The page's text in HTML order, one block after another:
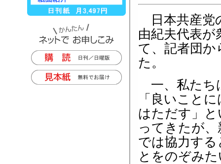
日本共産党
由紀夫代表
て、記者団
た。
一、私たち
「良いこと
はただす」
ってきたが
では協力す
とをのぞみ